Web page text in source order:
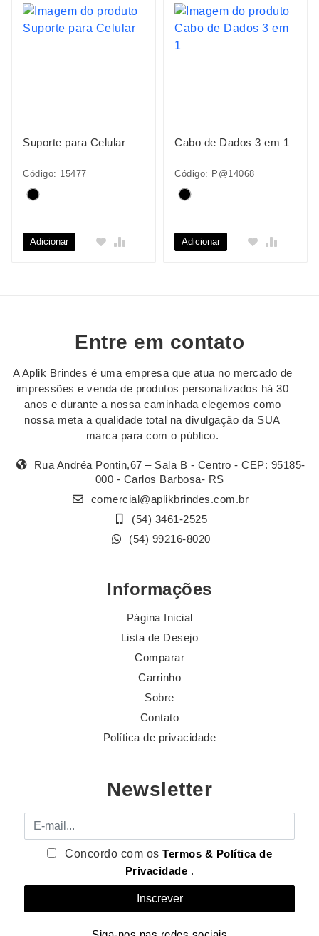
Suporte para Celular
Código: 15477
Adicionar
Cabo de Dados 3 em 1
Código: P@14068
Adicionar
Entre em contato
A Aplik Brindes é uma empresa que atua no mercado de
impressões e venda de produtos personalizados há 30
anos e durante a nossa caminhada elegemos como
nossa meta a qualidade total na divulgação da SUA
marca para com o público.
Rua Andréa Pontin,67 – Sala B - Centro - CEP: 95185-
000 - Carlos Barbosa- RS
comercial@aplikbrindes.com.br
(54) 3461-2525
(54) 99216-8020
Informações
Página Inicial
Lista de Desejo
Comparar
Carrinho
Sobre
Contato
Política de privacidade
Newsletter
E-mail
Concordo com osTermos & Política de
Privacidade .